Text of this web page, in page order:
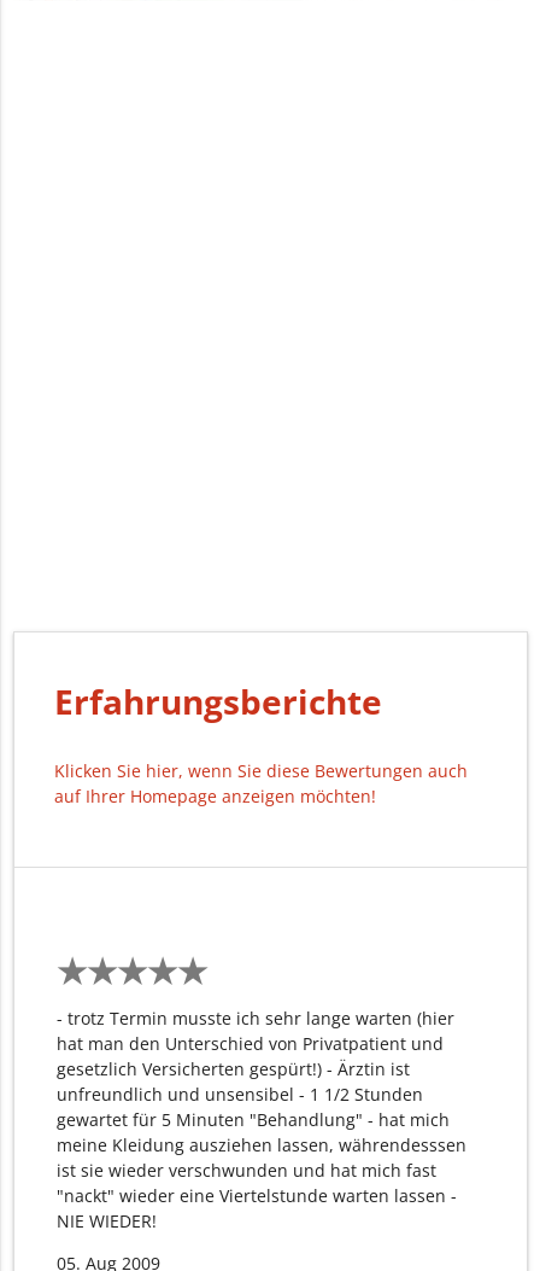
Erfahrungsberichte
Klicken Sie hier, wenn Sie diese Bewertungen auch
auf Ihrer Homepage anzeigen möchten!
★★★★★
★★★★★
- trotz Termin musste ich sehr lange warten (hier
hat man den Unterschied von Privatpatient und
gesetzlich Versicherten gespürt!) - Ärztin ist
unfreundlich und unsensibel - 1 1/2 Stunden
gewartet für 5 Minuten "Behandlung" - hat mich
meine Kleidung ausziehen lassen, währendesssen
ist sie wieder verschwunden und hat mich fast
"nackt" wieder eine Viertelstunde warten lassen -
NIE WIEDER!
05. Aug 2009